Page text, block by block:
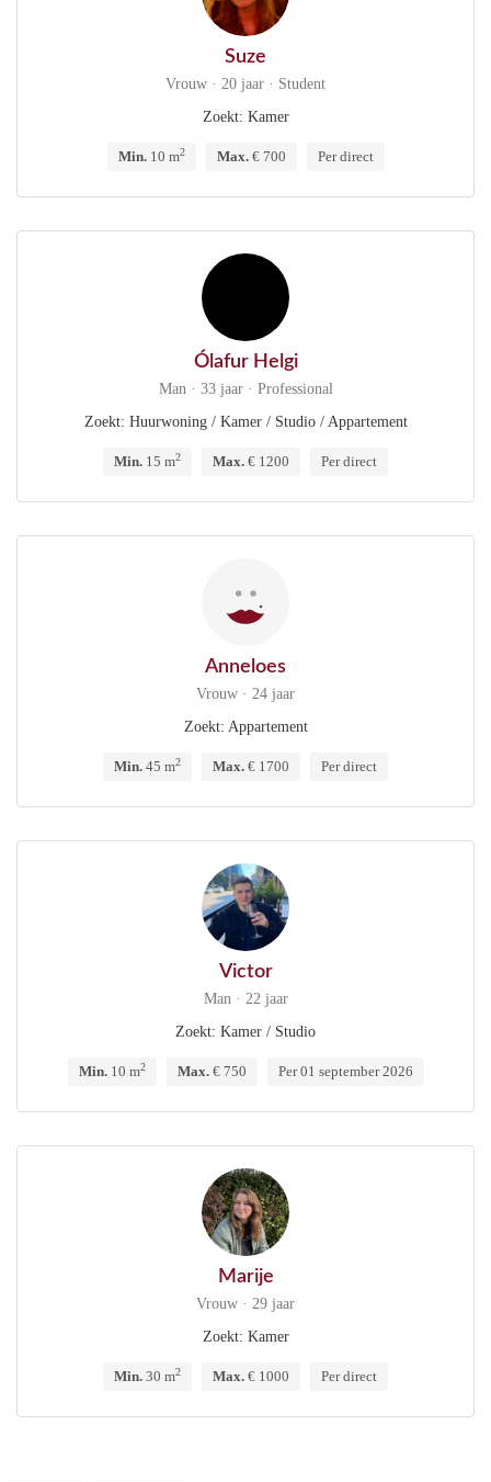
Suze
Vrouw · 20 jaar · Student
Zoekt: Kamer
Min.10 m2 Max.€ 700 Per direct
Ólafur Helgi
Man · 33 jaar · Professional
Zoekt: Huurwoning / Kamer / Studio / Appartement
Min. 15 m2 Max. € 1200 Per direct
Anneloes
Vrouw · 24 jaar
Zoekt: Appartement
Min. 45 m2 Max. € 1700 Per direct
Victor
Man · 22 jaar
Zoekt: Kamer / Studio
Min.10 m2 Max.€ 750 Per 01 september 2026
Marije
Vrouw · 29 jaar
Zoekt: Kamer
Min. 30 m2 Max. € 1000 Per direct